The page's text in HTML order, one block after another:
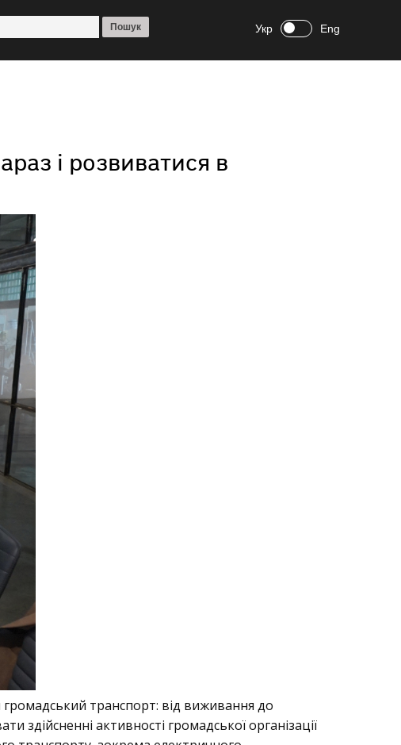
Укр Eng
і розвиватися в
громадський транспорт: від виживання до
здійсненні активності громадської організації